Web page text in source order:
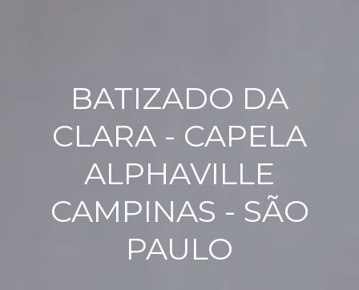
BATIZADO DA
CLARA - CAPELA
ALPHAVILLE
CAMPINAS - SÃO
PAULO